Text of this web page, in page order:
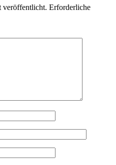
veröffentlicht. Erforderliche